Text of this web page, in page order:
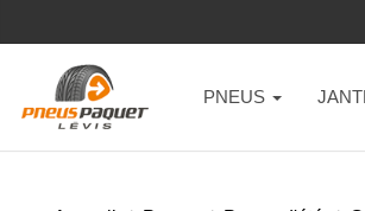
PNEUS